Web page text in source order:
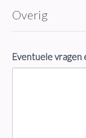
Overig
Eventuele vragen